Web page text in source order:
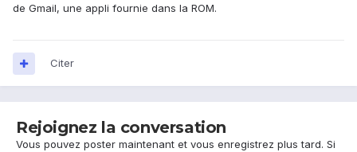
de Gmail, une appli fournie dans la ROM.
Citer
Rejoignez la conversation
Vous pouvez poster maintenant et vous enregistrez plus tard. Si